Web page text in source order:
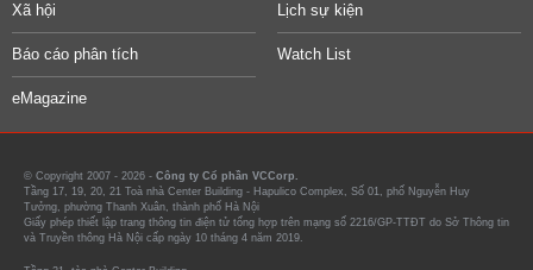
Xã hội Lịch sự kiện
Báo cáo phân tích Watch List
eMagazine
© Copyright 2007 - 2026 - Công ty Cổ phần VCCorp.
Tầng 17, 19, 20, 21 Toà nhà Center Building - Hapulico Complex, Số 01, phố Nguyễn Huy
Tưởng, phường Thanh Xuân, thành phố Hà Nội
Giấy phép thiết lập trang thông tin điện tử tổng hợp trên mạng số 2216/GP-TTĐT do Sở Thông tin
và Truyền thông Hà Nội cấp ngày 10 tháng 4 năm 2019.